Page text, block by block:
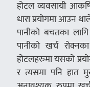
होटल व्यवसायी
धारा प्रयोगमा आउन
पानीको बचतका
पानीको खर्च
होटलहरुमा यसको
र त्यसमा पनि हात